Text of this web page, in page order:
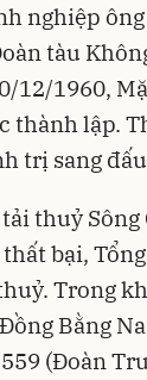
nghiệp
tàu
12/1960,
thành lập.
trị sang
thuỷ
bại,
Trong
Bằng
(Đoàn